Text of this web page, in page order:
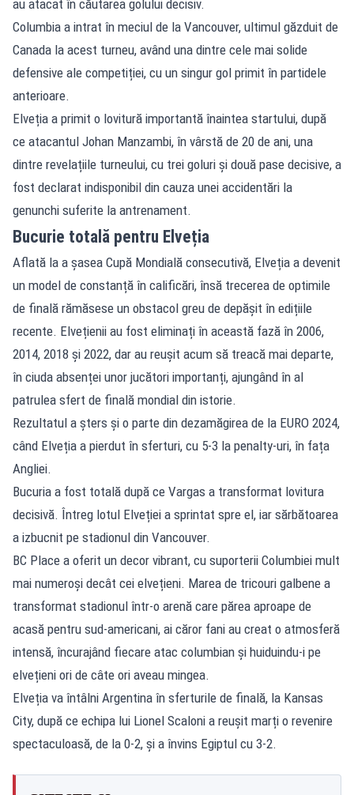
au atacat în căutarea golului decisiv.
Columbia a intrat în meciul de la Vancouver, ultimul găzduit de
Canada la acest turneu, având una dintre cele mai solide
defensive ale competiției, cu un singur gol primit în partidele
anterioare.
Elveția a primit o lovitură importantă înaintea startului, după
ce atacantul Johan Manzambi, în vârstă de 20 de ani, una
dintre revelațiile turneului, cu trei goluri și două pase decisive, a
fost declarat indisponibil din cauza unei accidentări la
genunchi suferite la antrenament.
Bucurie totală pentru Elveția
Aflată la a șasea Cupă Mondială consecutivă, Elveția a devenit
un model de constanță în calificări, însă trecerea de optimile
de finală rămăsese un obstacol greu de depășit în edițiile
recente. Elvețienii au fost eliminați în această fază în 2006,
2014, 2018 și 2022, dar au reușit acum să treacă mai departe,
în ciuda absenței unor jucători importanți, ajungând în al
patrulea sfert de finală mondial din istorie.
Rezultatul a șters și o parte din dezamăgirea de la EURO 2024,
când Elveția a pierdut în sferturi, cu 5-3 la penalty-uri, în fața
Angliei.
Bucuria a fost totală după ce Vargas a transformat lovitura
decisivă. Întreg lotul Elveției a sprintat spre el, iar sărbătoarea
a izbucnit pe stadionul din Vancouver.
BC Place a oferit un decor vibrant, cu suporterii Columbiei mult
mai numeroși decât cei elvețieni. Marea de tricouri galbene a
transformat stadionul într-o arenă care părea aproape de
acasă pentru sud-americani, ai căror fani au creat o atmosferă
intensă, încurajând fiecare atac columbian și huiduindu-i pe
elvețieni ori de câte ori aveau mingea.
Elveția va întâlni Argentina în sferturile de finală, la Kansas
City, după ce echipa lui Lionel Scaloni a reușit marți o revenire
spectaculoasă, de la 0-2, și a învins Egiptul cu 3-2.